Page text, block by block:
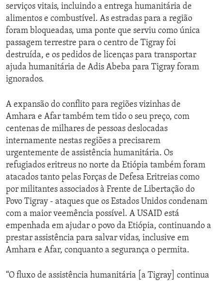
serviços vitais, incluindo a entrega humanitária de
alimentos e combustível. As estradas para a região
foram bloqueadas, uma ponte que serviu como única
passagem terrestre para o centro de Tigray foi
destruída, e os pedidos de licenças para transportar
ajuda humanitária de Adis Abeba para Tigray foram
ignorados.
A expansão do conflito para regiões vizinhas de
Amhara e Afar também tem tido o seu preço, com
centenas de milhares de pessoas deslocadas
internamente nestas regiões a precisarem
urgentemente de assistência humanitária. Os
refugiados eritreus no norte da Etiópia também foram
atacados tanto pelas Forças de Defesa Eritreias como
por militantes associados à Frente de Libertação do
Povo Tigray - ataques que os Estados Unidos condenam
com a maior veemência possível. A USAID está
empenhada em ajudar o povo da Etiópia, continuando a
prestar assistência para salvar vidas, inclusive em
Amhara e Afar, conquanto a segurança o permita.
“O fluxo de assistência humanitária [a Tigray] continua